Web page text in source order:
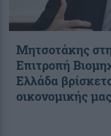
Μητσοτάκης
Επιτροπή
Ελλάδα
οικονομικής